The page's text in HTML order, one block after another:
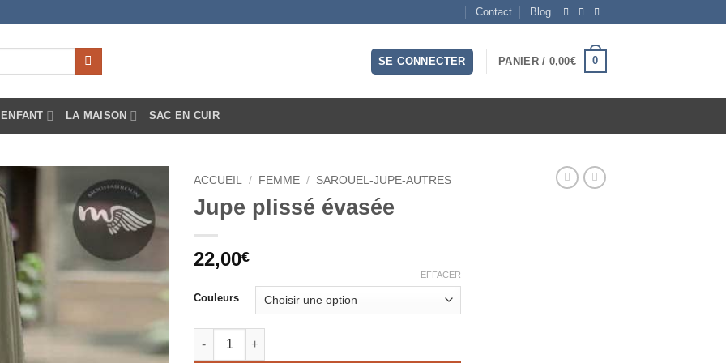
Contact Blog
SE CONNECTER PANIER / 0,00€ 0
ENFANT LA MAISON SAC EN CUIR
Ajouter
à la liste
d’envies
ACCUEIL / FEMME / SAROUEL-JUPE-AUTRES
Jupe plissé évasée
22,00€
Couleurs
EFFACER
quantité de Jupe plissé évasée